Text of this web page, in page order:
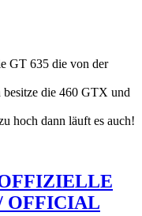
GT 635 die von der
besitze die 460 GTX und
hoch dann läuft es auch!
OFFICIAL